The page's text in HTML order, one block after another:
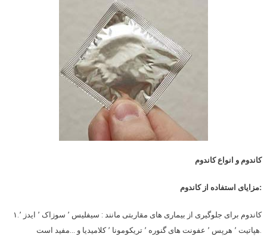
کاندوم و انواع کاندوم
مزایای استفاده از کاندوم:
۱.کاندوم برای جلوگیری از بیماری های مقاربتی مانند : سیفلیس ٬ سوزاک ٬ ایدز ٬
هپاتیت ٬ هرپس ٬ عفونت های گنوره ٬ تریکومونا ٬ کلامیدیا و …مفید است.